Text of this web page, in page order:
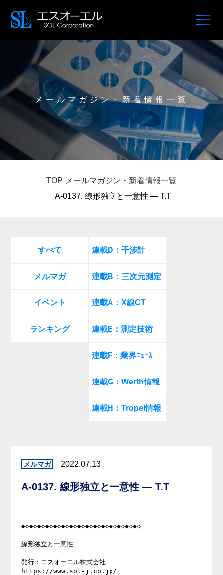
メールマガジン・新着情報一覧
TOP メールマガジン・新着情報一覧
A-0137. 線形独立と一意性 — T.T
すべて
メルマガ
イベント
ランキング
連載D：干渉計
連載B：三次元測定
連載A：X線CT
連載E：測定技術
連載F：業界ﾆｭｰｽ
連載G：Werth情報
連載H：Tropel情報
2022.07.13
A-0137. 線形独立と一意性 — T.T
◆◇◆◇◆◇◆◇◆◇◆◇◆◇◆◇◆◇◆◇◆◇◆◇◆◇◆◇◆◇
線形独立と一意性
発行：エスオーエル株式会社
https://www.sol-j.co.jp/